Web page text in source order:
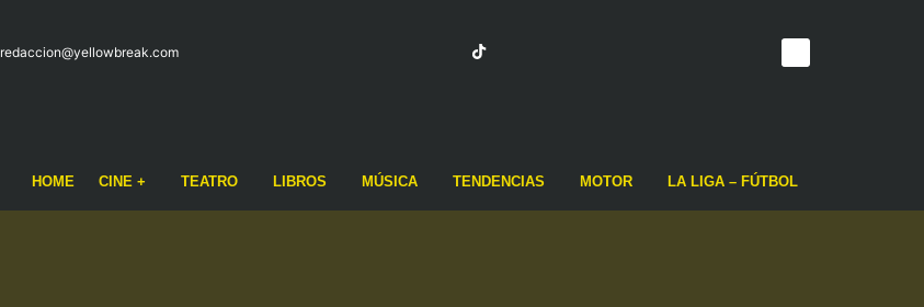
redaccion@yellowbreak.com
HOME CINE + TEATRO LIBROS MÚSICA TENDENCIAS MOTOR LA LIGA – FÚTBOL